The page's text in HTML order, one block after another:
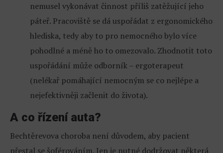
nemusel vykonávat činnost příliš zatěžující jeho
páteř. Pracoviště se dá uspořádat z ergonomického
hlediska, tedy aby to pro nemocného bylo více
pohodlné a méně ho to omezovalo. Zhodnotit toto
uspořádání může odborník – ergoterapeut
(nelékař pomáhající nemocným se co nejlépe a
nejefektivněji začlenit do života).
A co řízení auta?
Bechtěrevova choroba není důvodem, aby pacient
přestal se šoférováním. Jen je nutné dodržovat některá